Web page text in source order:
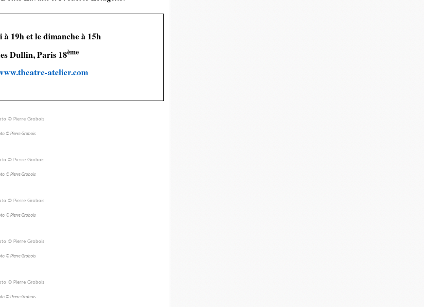
19h et le dimanche à 15h
Dullin, Paris 18ème
atelier.com
© Pierre Grobois
© Pierre Grobois
© Pierre Grobois
© Pierre Grobois
© Pierre Grobois